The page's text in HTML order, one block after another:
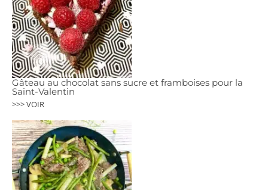
Gâteau au chocolat sans sucre et framboises pour la
Saint-Valentin
>>> VOIR